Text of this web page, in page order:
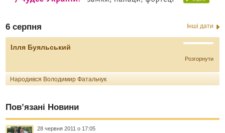
6 серпня Інші дати
Ілля Буяльський
Розгорнути
Народився Володимир Фатальчук
Пов’язані Новини
28 червня 2011 о 17:05